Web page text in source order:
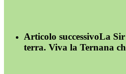
Articolo successivoLa Sir
terra. Viva la Ternana